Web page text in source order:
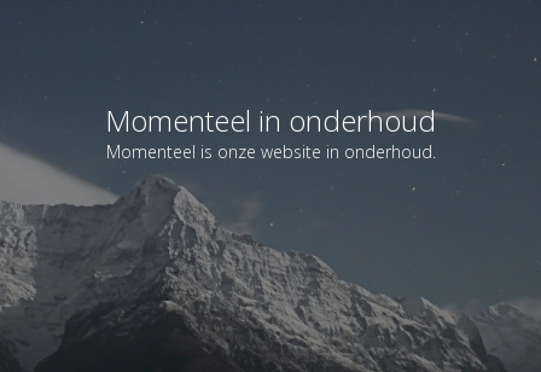
Momenteel in onderhoud
Momenteel is onze website in onderhoud.